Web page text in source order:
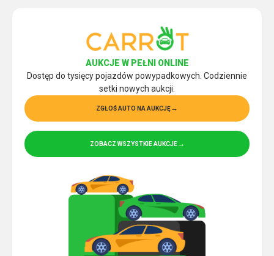
AUKCJE W PEŁNI ONLINE
Dostęp do tysięcy pojazdów powypadkowych. Codziennie
setki nowych aukcji.
ZGŁOŚ AUTO NA AUKCJĘ
ZOBACZ WSZYSTKIE AUKCJE